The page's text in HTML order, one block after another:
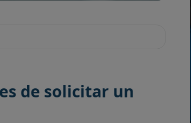
de solicitar un